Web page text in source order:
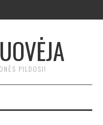
PILDOSI!